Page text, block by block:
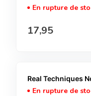
En rupture de
Prix normal
17,95
Real Techniques
En rupture de